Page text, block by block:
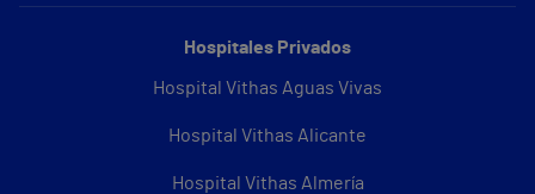
Hospitales Privados
Hospital Vithas Aguas Vivas
Hospital Vithas Alicante
Hospital Vithas Almería